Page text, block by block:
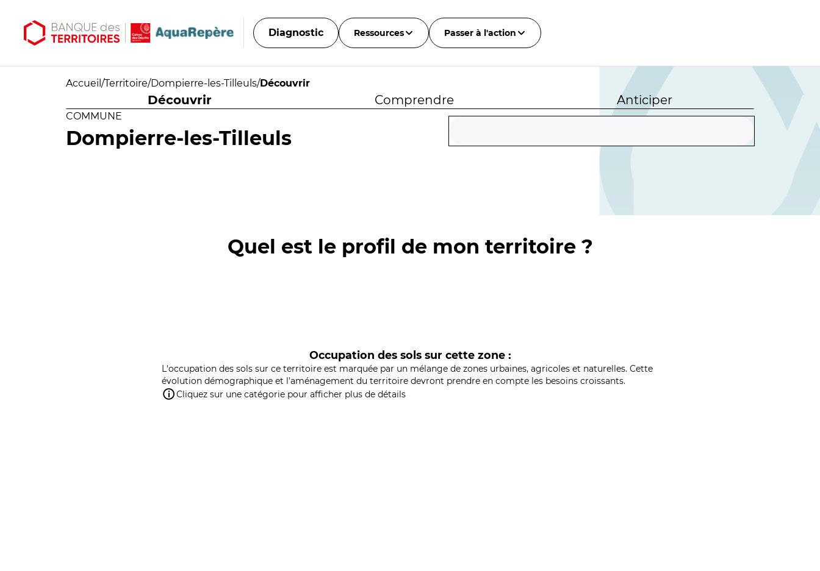
Diagnostic Ressources Passer à l'action
Accueil /Territoire/Dompierre-les-Tilleuls/Découvrir
Découvrir Comprendre Anticiper
COMMUNE
Dompierre-les-Tilleuls
Quel est le profil de mon territoire ?
Occupation des sols sur cette zone :
L'occupation des sols sur ce territoire est marquée par un mélange de zones urbaines, agricoles et naturelles. Cette
évolution démographique et l'aménagement du territoire devront prendre en compte les besoins croissants.
Cliquez sur une catégorie pour afficher plus de détails